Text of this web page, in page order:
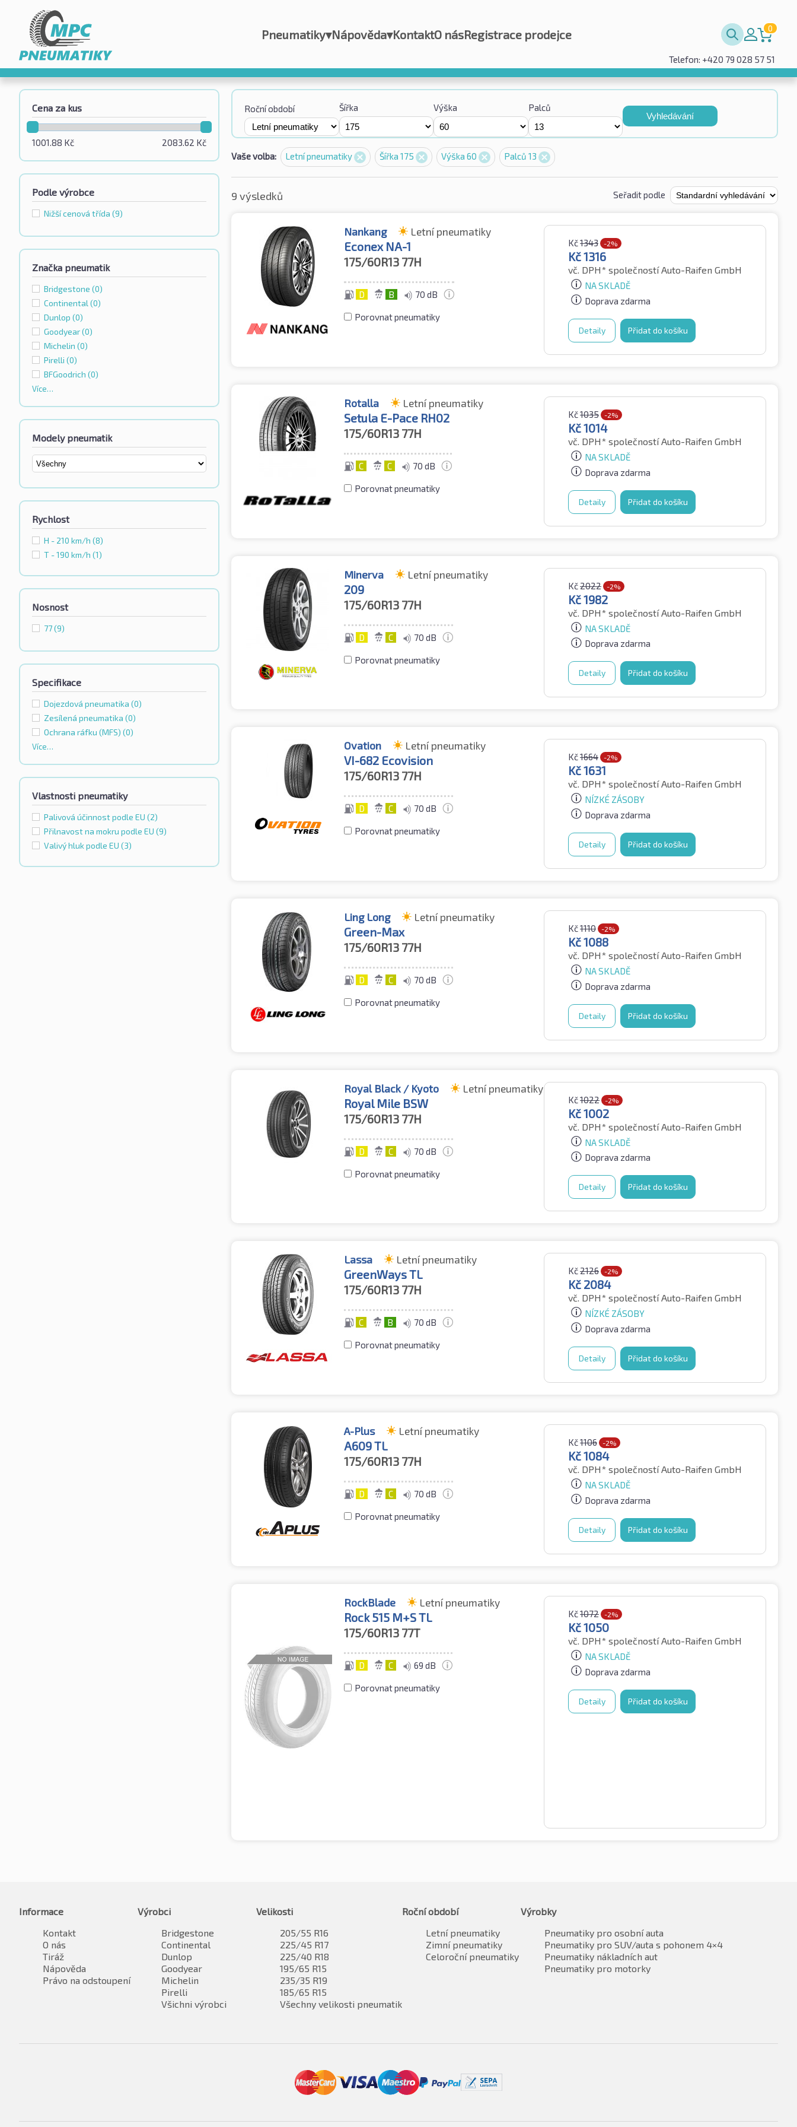
Pneumatiky▾Nápověda▾KontaktO násRegistrace prodejce 0
Telefon: +420 79 028 57 51
Cena za kus
2083.62 Kč
1001.88 Kč
Podle výrobce
Nižší cenová třída (9)
Značka pneumatik
Bridgestone (0)
Continental (0)
Dunlop (0)
Goodyear(0)
Michelin (0)
Pirelli (0)
BFGoodrich (0)
Více…
Modely pneumatik
Rychlost
H - 210 km/h (8)
T - 190 km/h (1)
Nosnost
77(9)
Specifikace
Dojezdová pneumatika (0)
Zesílená pneumatika (0)
Ochrana ráfku (MFS) (0)
Více…
Vlastnosti pneumatiky
Palivová účinnost podle EU (2)
Přilnavost na mokru podle EU (9)
Valivý hluk podle EU (3)
Roční období Šířka Výška Palců
Vyhledávání
Vaše volba: Letní pneumatiky Šířka 175 Výška 60 Palců 13
9 výsledků Seřadit podle
Nankang Letní pneumatiky
Econex NA-1
175/60R13 77H
D B 70 dB
Porovnat pneumatiky
Kč1343 -2%
Kč1316
vč. DPH* společností Auto-Raifen GmbH
NA SKLADĚ
Doprava zdarma
Detaily Přidat do košíku
Rotalla Letní pneumatiky
Setula E-Pace RH02
175/60R13 77H
C C 70 dB
Porovnat pneumatiky
Kč1035 -2%
Kč1014
vč. DPH* společností Auto-Raifen GmbH
NA SKLADĚ
Doprava zdarma
Detaily Přidat do košíku
Minerva Letní pneumatiky
209
175/60R13 77H
D C 70 dB
Porovnat pneumatiky
Kč2022 -2%
Kč1982
vč. DPH* společností Auto-Raifen GmbH
NA SKLADĚ
Doprava zdarma
Detaily Přidat do košíku
Ovation Letní pneumatiky
VI-682 Ecovision
175/60R13 77H
D C 70 dB
Porovnat pneumatiky
Kč1664 -2%
Kč1631
vč. DPH* společností Auto-Raifen GmbH
NÍZKÉ ZÁSOBY
Doprava zdarma
Detaily Přidat do košíku
Ling Long Letní pneumatiky
Green-Max
175/60R13 77H
D C 70 dB
Porovnat pneumatiky
Kč1110 -2%
Kč1088
vč. DPH* společností Auto-Raifen GmbH
NA SKLADĚ
Doprava zdarma
Detaily Přidat do košíku
Royal Black / Kyoto Letní pneumatiky
Royal Mile BSW
175/60R13 77H
D C 70 dB
Porovnat pneumatiky
Kč1022 -2%
Kč1002
vč. DPH* společností Auto-Raifen GmbH
NA SKLADĚ
Doprava zdarma
Detaily Přidat do košíku
Lassa Letní pneumatiky
GreenWays TL
175/60R13 77H
C B 70 dB
Porovnat pneumatiky
Kč2126 -2%
Kč 2084
vč. DPH* společností Auto-Raifen GmbH
NÍZKÉ ZÁSOBY
Doprava zdarma
Detaily Přidat do košíku
A-Plus Letní pneumatiky
A609 TL
175/60R13 77H
D C 70 dB
Porovnat pneumatiky
Kč1106 -2%
Kč1084
vč. DPH* společností Auto-Raifen GmbH
NA SKLADĚ
Doprava zdarma
Detaily Přidat do košíku
RockBlade Letní pneumatiky
Rock 515 M+S TL
175/60R13 77T
D C 69 dB
Porovnat pneumatiky
Kč1072 -2%
Kč1050
vč. DPH* společností Auto-Raifen GmbH
NA SKLADĚ
Doprava zdarma
Detaily Přidat do košíku
Informace
Kontakt
O nás
Tiráž
Nápověda
Právo na odstoupení
Výrobci
Bridgestone
Continental
Dunlop
Goodyear
Michelin
Pirelli
Všichni výrobci
Velikosti
205/55 R16
225/45 R17
225/40 R18
195/65 R15
235/35 R19
185/65 R15
Všechny velikosti pneumatik
Roční období
Letní pneumatiky
Zimní pneumatiky
Celoroční pneumatiky
Výrobky
Pneumatiky pro osobní auta
Pneumatiky pro SUV/auta s pohonem 4×4
Pneumatiky nákladních aut
Pneumatiky pro motorky